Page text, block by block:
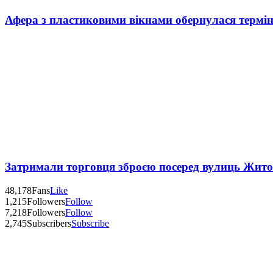
Афера з пластиковими вікнами обернулася
Затримали торговця зброєю посеред вулиць
48,178FansLike
1,215FollowersFollow
7,218FollowersFollow
2,745SubscribersSubscribe